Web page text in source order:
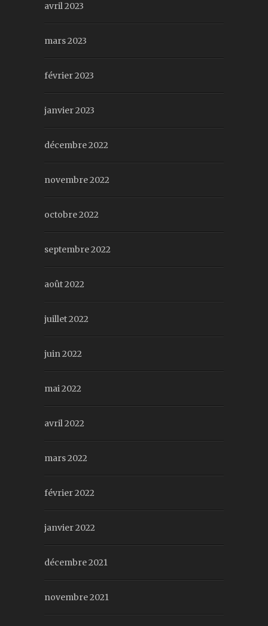
avril 2023
mars 2023
février 2023
janvier 2023
décembre 2022
novembre 2022
octobre 2022
septembre 2022
août 2022
juillet 2022
juin 2022
mai 2022
avril 2022
mars 2022
février 2022
janvier 2022
décembre 2021
novembre 2021